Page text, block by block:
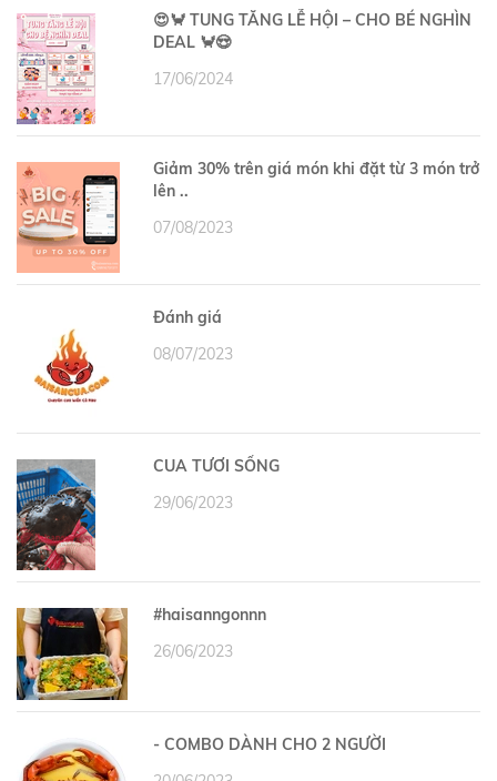
😍🦀 TUNG TĂNG LỄ HỘI – CHO BÉ NGHÌN
DEAL 🦀😍
17/06/2024
Giảm 30% trên giá món khi đặt từ 3 món trở
lên ..
07/08/2023
Đánh giá
08/07/2023
CUA TƯƠI SỐNG
29/06/2023
#haisanngonnn
26/06/2023
- COMBO DÀNH CHO 2 NGƯỜI